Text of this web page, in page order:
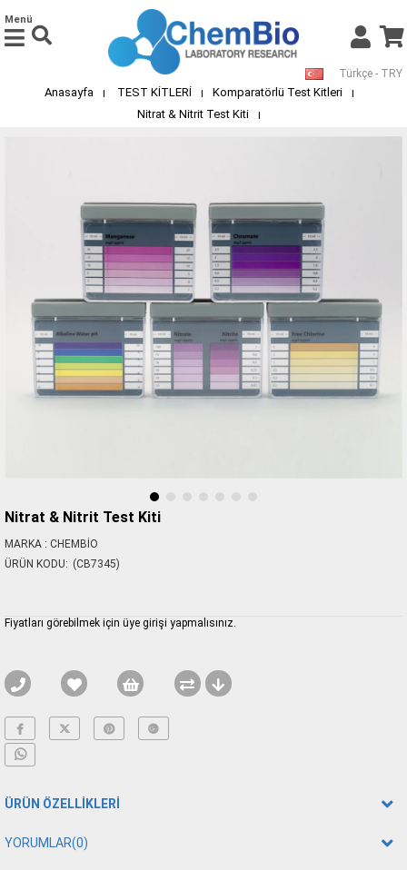
Türkçe - TRY
Menü
Anasayfa TEST KİTLERİ
Komparatörlü Test Kitleri
Nitrat & Nitrit Test Kiti
Nitrat & Nitrit Test Kiti
MARKA : CHEMBIO
(CB7345)
Fiyatları görebilmek için üye girişi yapmalısınız.
ÜRÜN ÖZELLIKLERI
YORUMLAR(0)